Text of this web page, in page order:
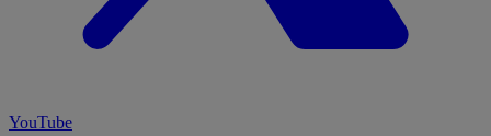
YouTube